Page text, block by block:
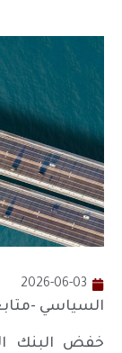
2026-06-03
السياسي -
خفض البنك